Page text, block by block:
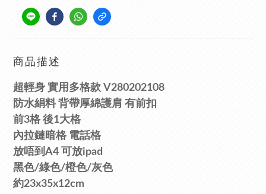
商品描述
超輕身 實用多格款 V280202108
防水絹料背帶厚綿護肩 有前扣
前3格 後1大格
內拉鏈暗格 電話格
放唔到A4 可放ipad
黑色/綠色/橙色/灰色
約23x35x12cm